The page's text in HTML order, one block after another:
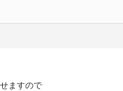
ますので